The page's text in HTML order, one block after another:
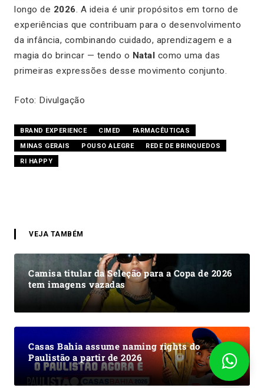
longo de 2026 . A ideia é unir propósitos em torno de
experiências que contribuam para o desenvolvimento
da infância, combinando cuidado, aprendizagem e a
magia do brincar — tendo o Natal como uma das
primeiras expressões desse movimento conjunto.
Foto: Divulgação
BRAND EXPERIENCE CIMED
FARMACÊUTICAS
MINAS GERAIS
POUSO ALEGRE
REDE DE BRINQUEDOS
RI HAPPY
VEJA TAMBÉM
Camisa titular da Seleção para a Copa de 2026
tem imagens vazadas
Casas Bahia assume naming rights do
Paulistão a partir de 2026